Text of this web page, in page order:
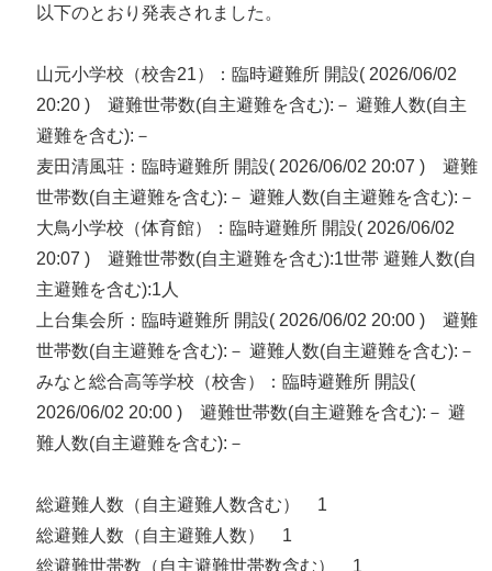
以下のとおり発表されました。
山元小学校（校舎21）：臨時避難所 開設( 2026/06/02
20:20 ) 避難世帯数(自主避難を含む):－ 避難人数(自主
避難を含む):－
麦田清風荘：臨時避難所 開設( 2026/06/02 20:07 ) 避難
世帯数(自主避難を含む):－ 避難人数(自主避難を含む):－
大鳥小学校（体育館）：臨時避難所 開設( 2026/06/02
20:07 ) 避難世帯数(自主避難を含む):1世帯 避難人数(自
主避難を含む):1人
上台集会所：臨時避難所 開設( 2026/06/02 20:00 ) 避難
世帯数(自主避難を含む):－ 避難人数(自主避難を含む):－
みなと総合高等学校（校舎）：臨時避難所 開設(
2026/06/02 20:00 ) 避難世帯数(自主避難を含む):－ 避
難人数(自主避難を含む):－
総避難人数（自主避難人数含む） 1
総避難人数（自主避難人数） 1
総避難世帯数（自主避難世帯数含む） 1